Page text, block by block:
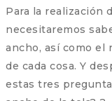
Para la realización
necesitaremos
ancho, así como el
de cada cosa. Y
estas tres